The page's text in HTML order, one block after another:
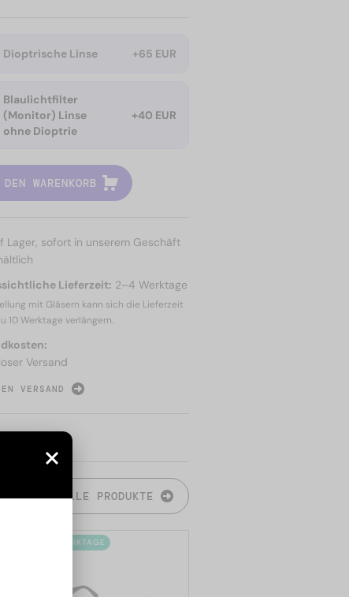
Dioptrische Linse +65 EUR
Blaulichtfilter
(Monitor) Linse
ohne Dioptrie
+40 EUR
WARENKORB
Lager, sofort in unserem Geschäft
Lieferzeit: 2–4 Werktage
mit Gläsern kann sich die Lieferzeit
10 Werktage verlängern.
Versand
VERSAND
ALLE PRODUKTE
2-4 WERKTAGE